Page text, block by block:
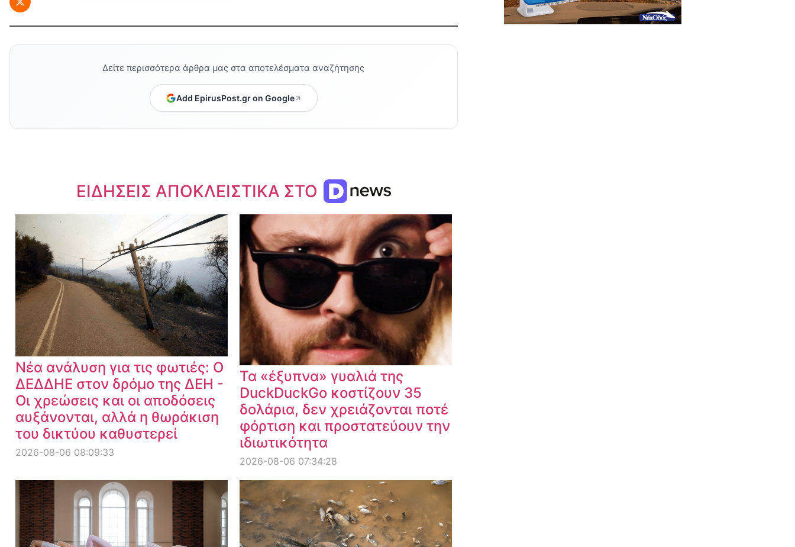
Δείτε περισσότερα άρθρα μας στα αποτελέσματα αναζήτησης
Add EpirusPost.gr on Google
ΕΙΔΗΣΕΙΣ ΑΠΟΚΛΕΙΣΤΙΚΑ ΣΤΟ
Dnews.gr
Νέα ανάλυση για τις φωτιές: Ο
ΔΕΔΔΗΕ στον δρόμο της ΔΕΗ -
Οι χρεώσεις και οι αποδόσεις
αυξάνονται, αλλά η θωράκιση
του δικτύου καθυστερεί
2026-08-06 08:09:33
Τα «έξυπνα» γυαλιά της
DuckDuckGo κοστίζουν 35
δολάρια, δεν χρειάζονται ποτέ
φόρτιση και προστατεύουν την
ιδιωτικότητα
2026-08-06 07:34:28